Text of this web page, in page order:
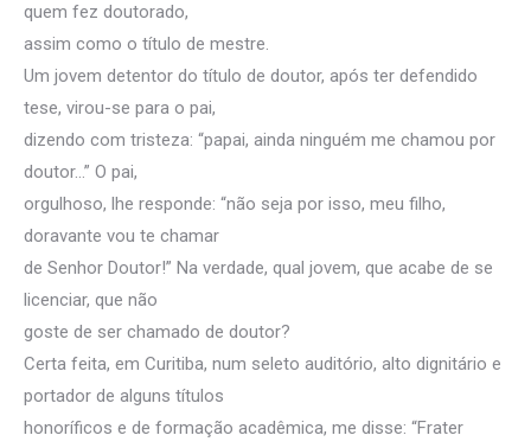
quem fez doutorado,
assim como o título de mestre.
Um jovem detentor do título de doutor, após ter defendido
tese, virou-se para o pai,
dizendo com tristeza: “papai, ainda ninguém me chamou por
doutor…” O pai,
orgulhoso, lhe responde: “não seja por isso, meu filho,
doravante vou te chamar
de Senhor Doutor!” Na verdade, qual jovem, que acabe de se
licenciar, que não
goste de ser chamado de doutor?
Certa feita, em Curitiba, num seleto auditório, alto dignitário e
portador de alguns títulos
honoríficos e de formação acadêmica, me disse: “Frater